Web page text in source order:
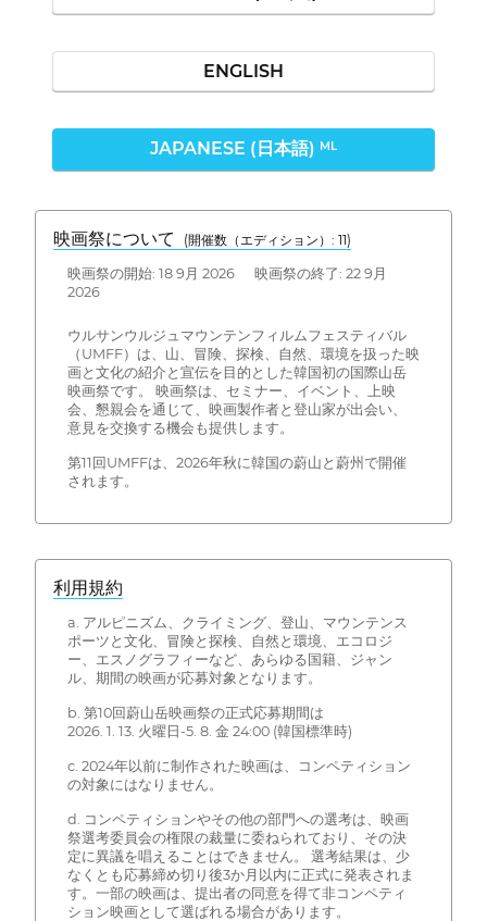
ENGLISH
JAPANESE (日本語) ML
映画祭について (開催数（エディション）: 11)
映画祭の開始: 18 9月 2026 映画祭の終了: 22 9月
2026
ウルサンウルジュマウンテンフィルムフェスティバル
（UMFF）は、山、冒険、探検、自然、環境を扱った映
画と文化の紹介と宣伝を目的とした韓国初の国際山岳
映画祭です。 映画祭は、セミナー、イベント、上映
会、懇親会を通じて、映画製作者と登山家が出会い、
意見を交換する機会も提供します。
第11回UMFFは、2026年秋に韓国の蔚山と蔚州で開催
されます。
利用規約
a. アルピニズム、クライミング、登山、マウンテンス
ポーツと文化、冒険と探検、自然と環境、エコロジ
ー、エスノグラフィーなど、あらゆる国籍、ジャン
ル、期間の映画が応募対象となります。
b. 第10回蔚山岳映画祭の正式応募期間は
2026. 1. 13. 火曜日-5. 8. 金 24:00 (韓国標準時)
c. 2024年以前に制作された映画は、コンペティション
の対象にはなりません。
d. コンペティションやその他の部門への選考は、映画
祭選考委員会の権限の裁量に委ねられており、その決
定に異議を唱えることはできません。 選考結果は、少
なくとも応募締め切り後3か月以内に正式に発表されま
す。一部の映画は、提出者の同意を得て非コンペティ
ション映画として選ばれる場合があります。